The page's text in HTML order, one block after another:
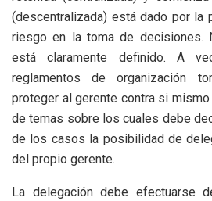
(descentralizada) está dado por la
riesgo en la toma de decisiones.
está claramente definido. A
reglamentos de organización
proteger al gerente contra si
de temas sobre los cuales debe
de los casos la posibilidad de
del propio gerente.
La delegación debe efectuarse